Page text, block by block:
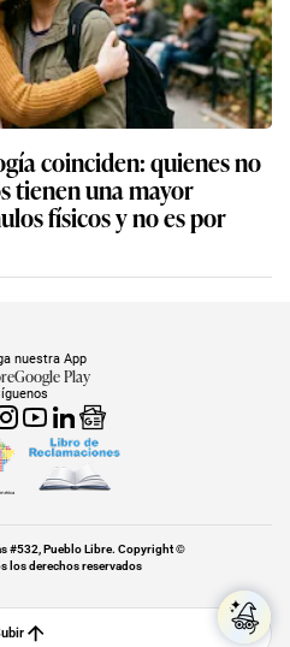
coinciden: quienes no
tienen una mayor
físicos y no es por
nuestra App
Google Play
#532, Pueblo Libre. Copyright ©
los derechos reservados